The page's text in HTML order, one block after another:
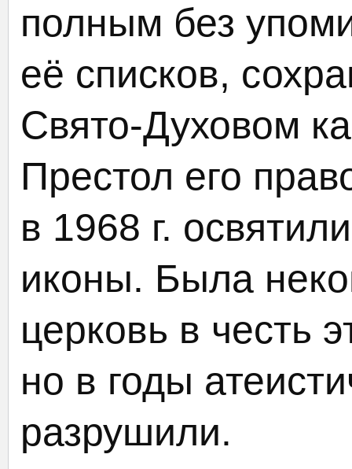
полным без
её списков,
Свято-Духовом
Престол его
в 1968 г.
иконы. Была
церковь в честь
но в годы
разрушили.